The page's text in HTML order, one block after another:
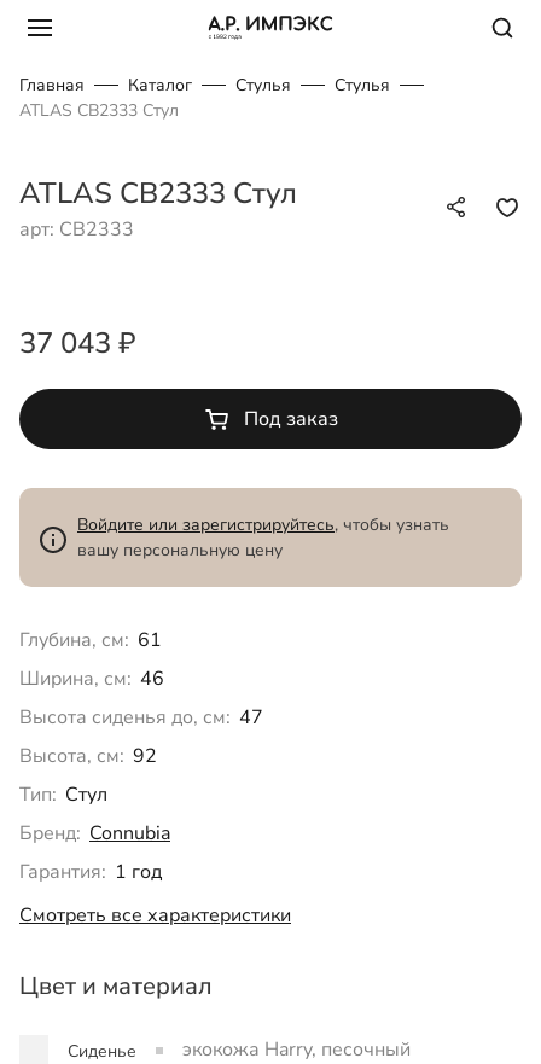
Главная Каталог Стулья
Стулья
ATLAS CB2333 Стул
ATLAS CB2333 Стул
арт: CB2333
Глубина, см: 61
Ширина, см: 46
Высота сиденья до, см: 47
Высота, см: 92
Тип: Стул
Бренд: Connubia
Гарантия: 1 год
Смотреть все характеристики
Войдите или зарегистрируйтесь, чтобы узнать
вашу персональную цену
37 043 ₽
Под заказ
Цвет и материал
Сиденье экокожа Harry, песочный